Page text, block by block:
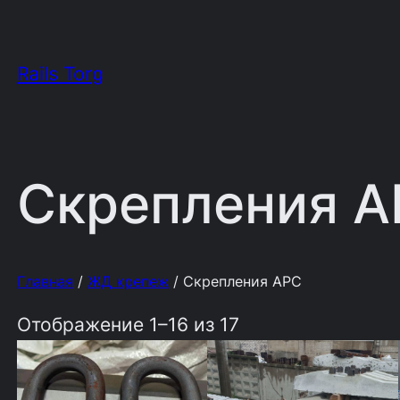
Rails Torg
Скрепления
Главная / ЖД крепеж/ Скрепления АРС
Отображение 1–16 из 17